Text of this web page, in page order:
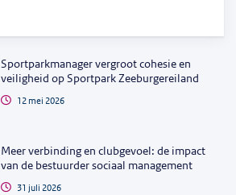
Sportparkmanager vergroot cohesie en
veiligheid op Sportpark Zeeburgereiland
12 mei 2026
Meer verbinding en clubgevoel: de impact
van de bestuurder sociaal management
31 juli 2026